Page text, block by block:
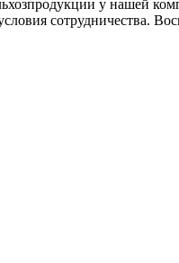
у нашей
сотрудничества.